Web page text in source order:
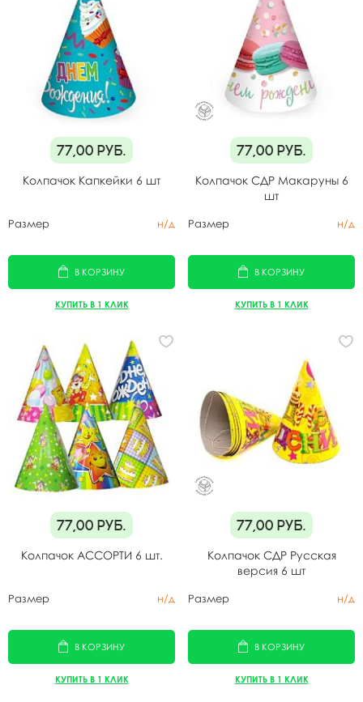
77,00 руб.
Колпачок Капкейки 6 шт
Размер н/д
В КОРЗИНУ
КУПИТЬ В 1 КЛИК
77,00 руб.
Колпачок СДР Макаруны 6
шт
Размер н/д
В КОРЗИНУ
КУПИТЬ В 1 КЛИК
77,00 руб.
Колпачок АССОРТИ 6 шт.
Размер н/д
В КОРЗИНУ
КУПИТЬ В 1 КЛИК
77,00 руб.
Колпачок СДР Русская
версия 6 шт
Размер н/д
В КОРЗИНУ
КУПИТЬ В 1 КЛИК